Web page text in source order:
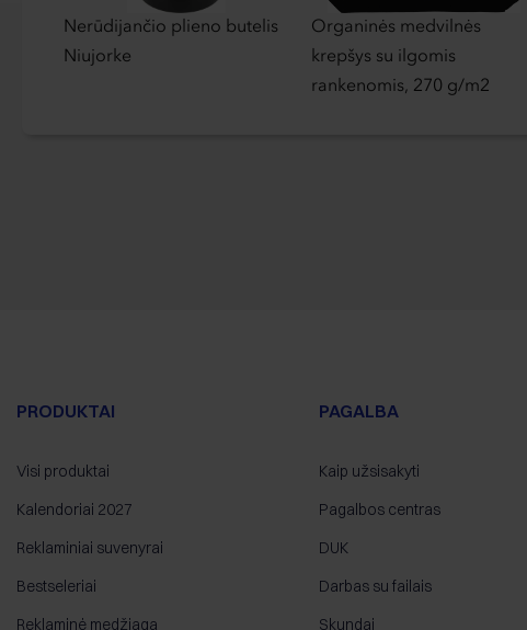
Nerūdijančio plieno butelis
Niujorke
Organinės medvilnės
krepšys su ilgomis
rankenomis, 270 g/m2
PRODUKTAI
Visi produktai
Kalendoriai 2027
Reklaminiai suvenyrai
Bestseleriai
Reklaminė medžiaga
PAGALBA
Kaip užsisakyti
Pagalbos centras
DUK
Darbas su failais
Skundai